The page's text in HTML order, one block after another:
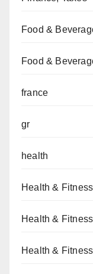
Food &
Food &
france
gr
health
Health &
Health &
Health &